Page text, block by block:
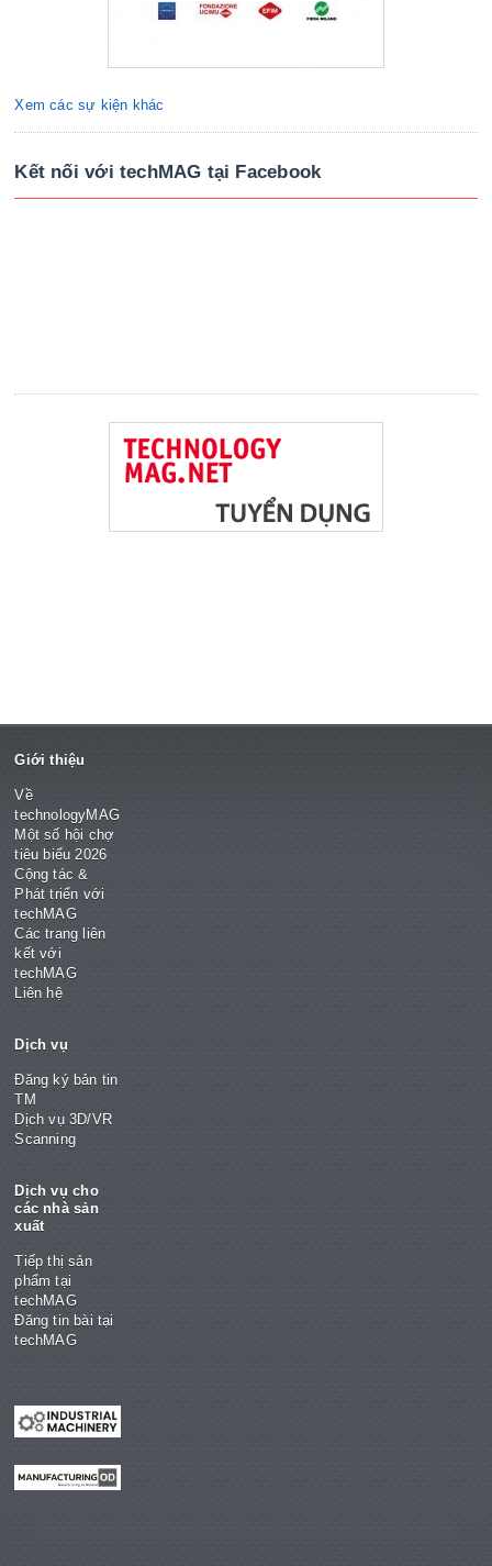
Xem các sự kiện khác
Kết nối với techMAG tại Facebook
Giới thiệu
Về
technologyMAG
Một số hội chợ
tiêu biểu 2026
Cộng tác &
Phát triển với
techMAG
Các trang liên
kết với
techMAG
Liên hệ
Dịch vụ
Đăng ký bản tin
TM
Dịch vụ 3D/VR
Scanning
Dịch vụ cho
các nhà sản
xuất
Tiếp thị sản
phẩm tại
techMAG
Đăng tin bài tại
techMAG